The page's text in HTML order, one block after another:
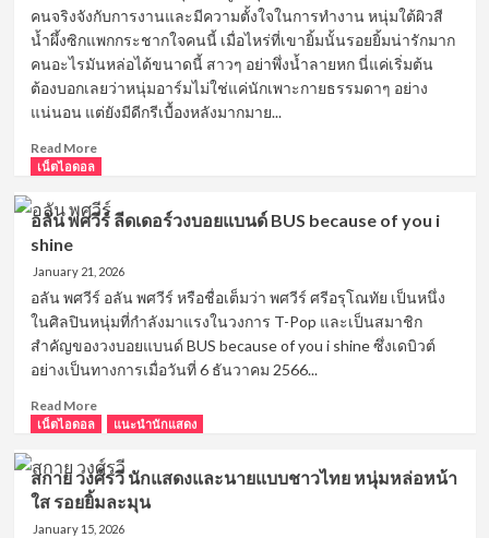
ทรี่
เสน่ห์
เกิน
ต้าน
จน
ๆ
คนจริงจังกับการงานและมีความตั้งใจในการทำงาน หนุ่มใต้ผิวสี
น้ำผึ้งซิกแพกกระชากใจคนนี้ เมื่อไหร่ที่เขายิ้มนั้นรอยยิ้มน่ารักมาก
คนอะไรมันหล่อได้ขนาดนี้ สาวๆ อย่าพึ่งน้ำลายหก นี่แค่เริ่มต้น
ต้องบอกเลยว่าหนุ่มอาร์มไม่ใช่แค่นักเพาะกายธรรมดาๆ อย่าง
แน่นอน แต่ยังมีดีกรีเบื้องหลังมากมาย...
Read MoreRead
อาร์ม
ทนง
หนุ่ม
ใต้
กล้าม
โต
ดีกรี
แชมป์
กาย
เน็ตไอดอล
อลัน พศวีร์ ลีดเดอร์วงบอยแบนด์ BUS because of you i
shine
January 21, 2026
อลัน พศวีร์ อลัน พศวีร์ หรือชื่อเต็มว่า พศวีร์ ศรีอรุโณทัย เป็นหนึ่ง
ในศิลปินหนุ่มที่กำลังมาแรงในวงการ T-Pop และเป็นสมาชิก
สำคัญของวงบอยแบนด์ BUS because of you i shine ซึ่งเดบิวต์
อย่างเป็นทางการเมื่อวันที่ 6 ธันวาคม 2566...
Read MoreRead
more
อลัน
พ
ศวีร์
ลีดเดอร์
เน็ตไอดอล แนะนำนักแสดง
สกาย วงศ์รวี นักแสดงและนายแบบชาวไทย หนุ่มหล่อหน้า
ใส รอยยิ้มละมุน
January 15, 2026